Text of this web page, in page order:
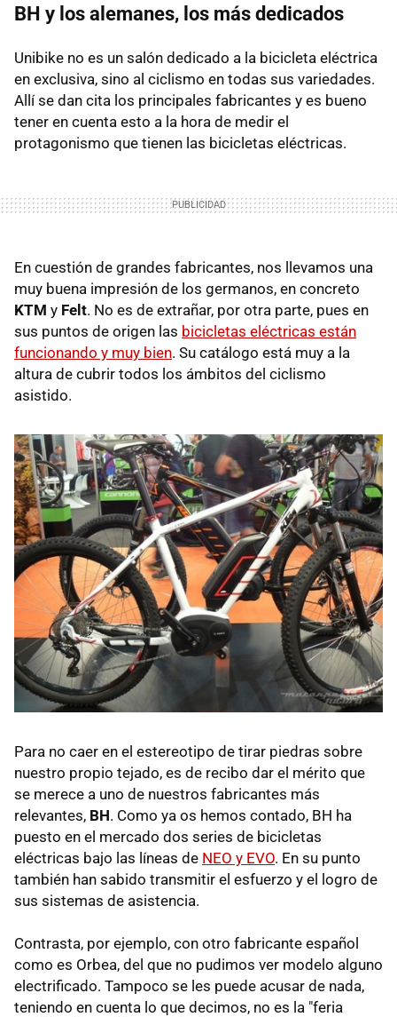
BH y los alemanes, los más dedicados
Unibike no es un salón dedicado a la bicicleta eléctrica
en exclusiva, sino al ciclismo en todas sus variedades.
Allí se dan cita los principales fabricantes y es bueno
tener en cuenta esto a la hora de medir el
protagonismo que tienen las bicicletas eléctricas.
En cuestión de grandes fabricantes, nos llevamos una
muy buena impresión de los germanos, en concreto
KTM y Felt. No es de extrañar, por otra parte, pues en
sus puntos de origen las bicicletas eléctricas están
funcionando y muy bien. Su catálogo está muy a la
altura de cubrir todos los ámbitos del ciclismo
asistido.
Para no caer en el estereotipo de tirar piedras sobre
nuestro propio tejado, es de recibo dar el mérito que
se merece a uno de nuestros fabricantes más
relevantes, BH. Como ya os hemos contado, BH ha
puesto en el mercado dos series de bicicletas
eléctricas bajo las líneas de NEO y EVO. En su punto
también han sabido transmitir el esfuerzo y el logro de
sus sistemas de asistencia.
Contrasta, por ejemplo, con otro fabricante español
como es Orbea, del que no pudimos ver modelo alguno
electrificado. Tampoco se les puede acusar de nada,
teniendo en cuenta lo que decimos, no es la "feria